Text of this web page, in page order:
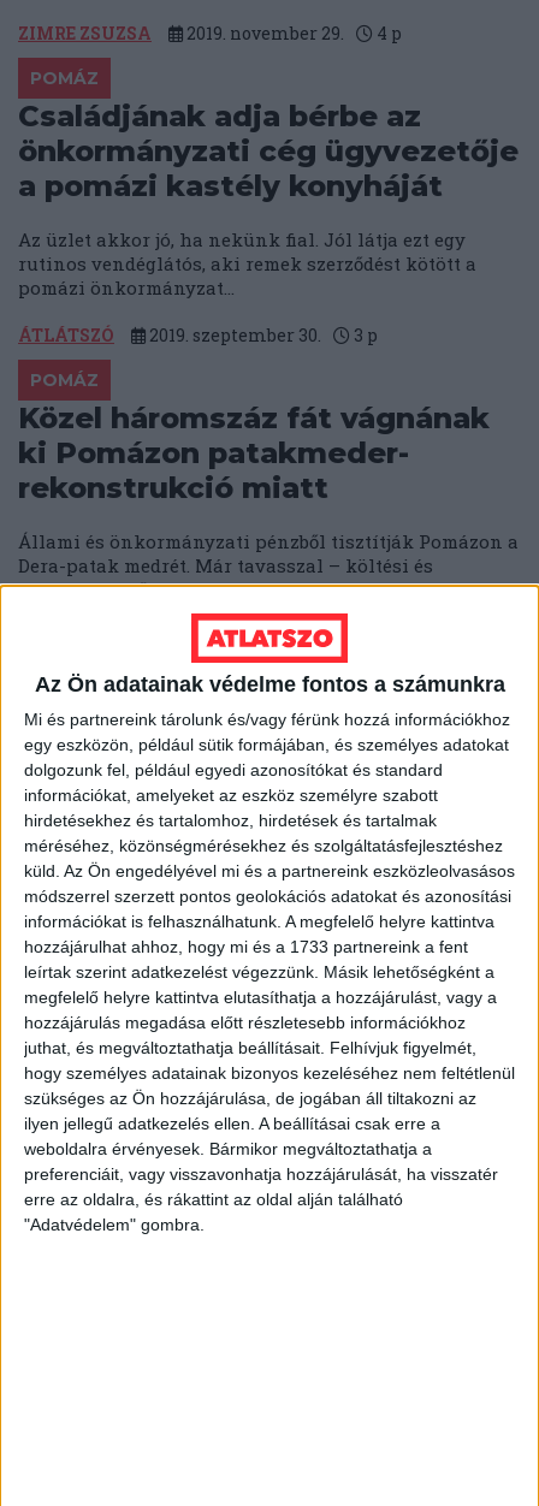
Az Ön adatainak védelme fontos a számunkra
Mi és partnereink tárolunk és/vagy férünk hozzá információkhoz
egy eszközön, például sütik formájában, és személyes adatokat
dolgozunk fel, például egyedi azonosítókat és standard
információkat, amelyeket az eszköz személyre szabott
hirdetésekhez és tartalomhoz, hirdetések és tartalmak
méréséhez, közönségmérésekhez és szolgáltatásfejlesztéshez
küld. Az Ön engedélyével mi és a partnereink eszközleolvasásos
módszerrel szerzett pontos geolokációs adatokat és azonosítási
információkat is felhasználhatunk. A megfelelő helyre kattintva
hozzájárulhat ahhoz, hogy mi és a 1733 partnereink a fent
leírtak szerint adatkezelést végezzünk. Másik lehetőségként a
megfelelő helyre kattintva elutasíthatja a hozzájárulást, vagy a
hozzájárulás megadása előtt részletesebb információkhoz
juthat, és megváltoztathatja beállításait. Felhívjuk figyelmét,
hogy személyes adatainak bizonyos kezeléséhez nem feltétlenül
szükséges az Ön hozzájárulása, de jogában áll tiltakozni az
ilyen jellegű adatkezelés ellen. A beállításai csak erre a
weboldalra érvényesek. Bármikor megváltoztathatja a
preferenciáit, vagy visszavonhatja hozzájárulását, ha visszatér
erre az oldalra, és rákattint az oldal alján található
"Adatvédelem" gombra.
ZIMRE ZSUZSA 2019. november 29. 4 p
POMÁZ
Családjának adja bérbe az
önkormányzati cég ügyvezetője
a pomázi kastély konyháját
Az üzlet akkor jó, ha nekünk fial. Jól látja ezt egy
rutinos vendéglátós, aki remek szerződést kötött a
pomázi önkormányzat...
ÁTLÁTSZÓ 2019. szeptember 30. 3 p
POMÁZ
Közel háromszáz fát vágnának
ki Pomázon patakmeder-
rekonstrukció miatt
Állami és önkormányzati pénzből tisztítják Pomázon a
Dera-patak medrét. Már tavasszal – költési és
vegetációs időszakban – nekifogtak a favágásnak,...
2019. augusztus 5. 4
LEGFRISSEBB
2026. augusztus 7.
Orbán Gáspár Csádban, mérgező anyag
Újpesten és Rákospalotán
2026. augusztus 7.
Félmilliárd forintot kapott a CÖF